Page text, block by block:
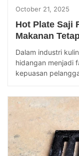
October 21, 2025
Hot Plate Saji
Makanan
Dalam industri
hidangan menjadi
kepuasan